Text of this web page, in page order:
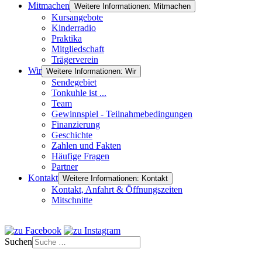
Mitmachen Weitere Informationen: Mitmachen
Kursangebote
Kinderradio
Praktika
Mitgliedschaft
Trägerverein
Wir Weitere Informationen: Wir
Sendegebiet
Tonkuhle ist ...
Team
Gewinnspiel - Teilnahmebedingungen
Finanzierung
Geschichte
Zahlen und Fakten
Häufige Fragen
Partner
Kontakt Weitere Informationen: Kontakt
Kontakt, Anfahrt & Öffnungszeiten
Mitschnitte
Suchen